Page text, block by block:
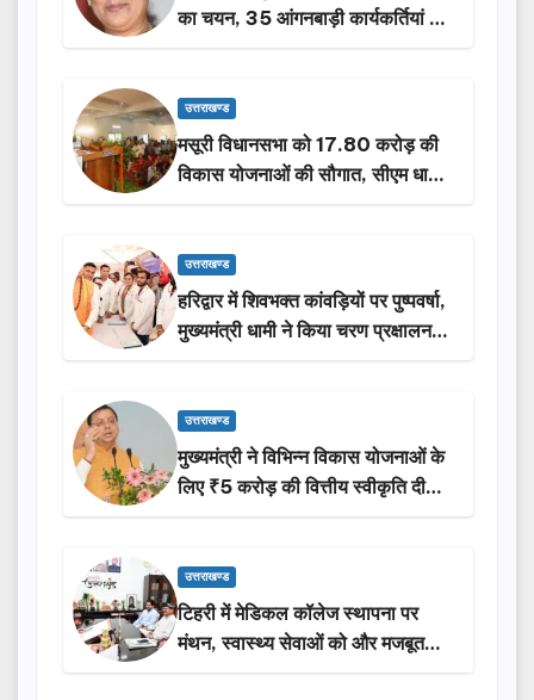
का चयन, 35 आंगनबाड़ी कार्यकर्तियां भी
होंगी सम्मानित…
उत्तराखण्ड
मसूरी विधानसभा को 17.80 करोड़ की
विकास योजनाओं की सौगात, सीएम धामी
ने किया लोकार्पण-शिलान्यास.
उत्तराखण्ड
हरिद्वार में शिवभक्त कांवड़ियों पर पुष्पवर्षा,
मुख्यमंत्री धामी ने किया चरण प्रक्षालन…
उत्तराखण्ड
मुख्यमंत्री ने विभिन्न विकास योजनाओं के
लिए ₹5 करोड़ की वित्तीय स्वीकृति दी…
उत्तराखण्ड
टिहरी में मेडिकल कॉलेज स्थापना पर
मंथन, स्वास्थ्य सेवाओं को और मजबूत
करेगी सरकार: मुख्यमंत्री धामी…